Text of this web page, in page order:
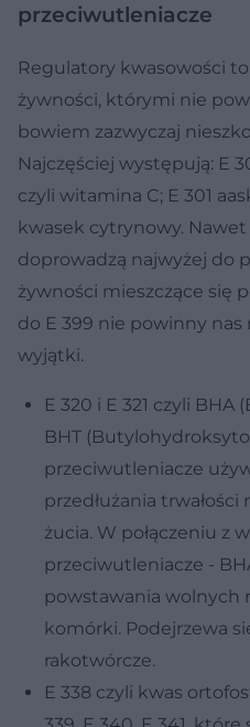
przeciwutleniacze
Regulatory kwasowości
żywności, którymi nie
bowiem zazwyczaj
Najczęściej występują: E
czyli witamina C; E 301
kwasek cytrynowy.
doprowadzą najwyżej do
żywności mieszczące się
do E 399 nie powinny nas
wyjątki.
E 320 i E 321 czyli
BHT
przeciwutleniacze
przedłużania
żucia. W połączeniu z
przeciwutleniacze -
powstawania wolnych
komórki. Podejrzewa
rakotwórcze.
E 338 czyli kwas